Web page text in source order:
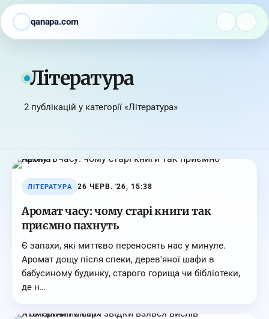
qanapa.com
Література
2 публікацій у категорії «Література»
ЛІТЕРАТУРА 26 ЧЕРВ. '26, 15:38
Аромат часу: чому старі книги так
приємно пахнуть
Є запахи, які миттєво переносять нас у минуле.
Аромат дощу після спеки, дерев'яної шафи в
бабусиному будинку, старого горища чи бібліотеки,
де н…